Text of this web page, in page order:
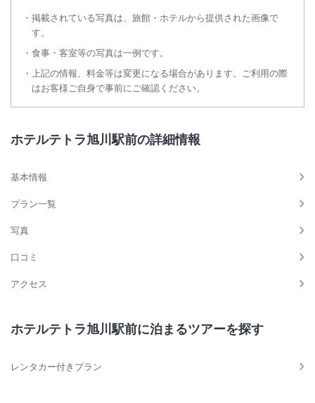
掲載されている写真は、旅館・ホテルから提供された画像で
す。
食事・客室等の写真は一例です。
上記の情報、料金等は変更になる場合があります。ご利用の際
はお客様ご自身で事前にご確認ください。
ホテルテトラ旭川駅前の詳細情報
基本情報
プラン一覧
写真
口コミ
アクセス
ホテルテトラ旭川駅前に泊まるツアーを探す
レンタカー付きプラン